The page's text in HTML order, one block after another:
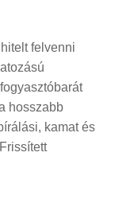
felvenni
hosszabb
kamat és